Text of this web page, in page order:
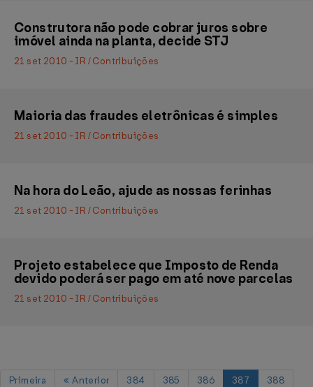
Construtora não pode cobrar juros sobre
imóvel ainda na planta, decide STJ
21 set 2010 - IR / Contribuições
Maioria das fraudes eletrônicas é simples
21 set 2010 - IR / Contribuições
Na hora do Leão, ajude as nossas ferinhas
21 set 2010 - IR / Contribuições
Projeto estabelece que Imposto de Renda
devido poderá ser pago em até nove parcelas
21 set 2010 - IR / Contribuições
Primeira Anterior 384 385 386 387
388